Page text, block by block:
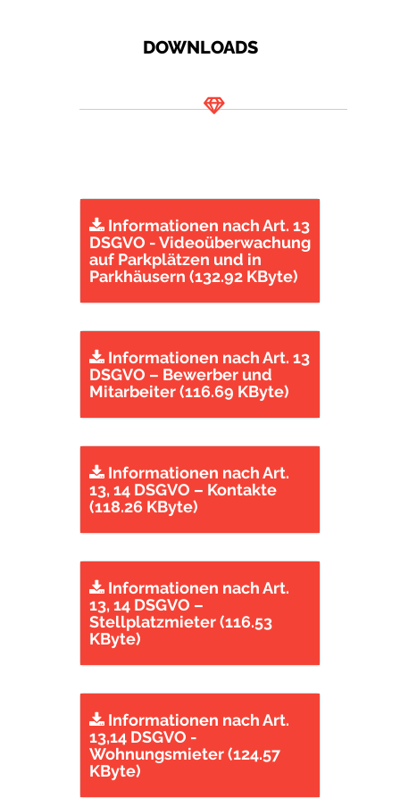
DOWNLOADS
Informationen nach Art. 13
DSGVO - Videoüberwachung
auf Parkplätzen und in
Parkhäusern (132.92 KByte)
Informationen nach Art. 13
DSGVO – Bewerber und
Mitarbeiter (116.69 KByte)
Informationen nach Art.
13, 14 DSGVO – Kontakte
(118.26 KByte)
Informationen nach Art.
13, 14 DSGVO –
Stellplatzmieter (116.53
KByte)
Informationen nach Art.
13,14 DSGVO -
Wohnungsmieter (124.57
KByte)